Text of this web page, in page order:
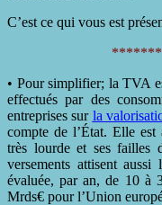
C’est ce qui vous est
• Pour simplifier; la TVA
effectués par des
entreprises sur la
compte de l’État. Elle est
très lourde et ses failles
versements attisent
évaluée, par an, de 10 à
Mrds€ pour l’Union